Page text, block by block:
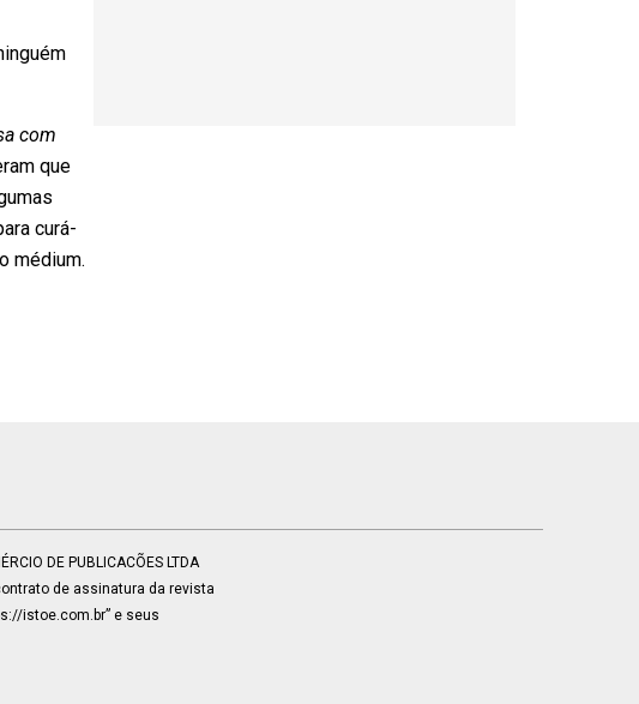
com
que
curá-
médium.
DE PUBLICACÕES LTDA
de assinatura da revista
istoe.com.br” e seus